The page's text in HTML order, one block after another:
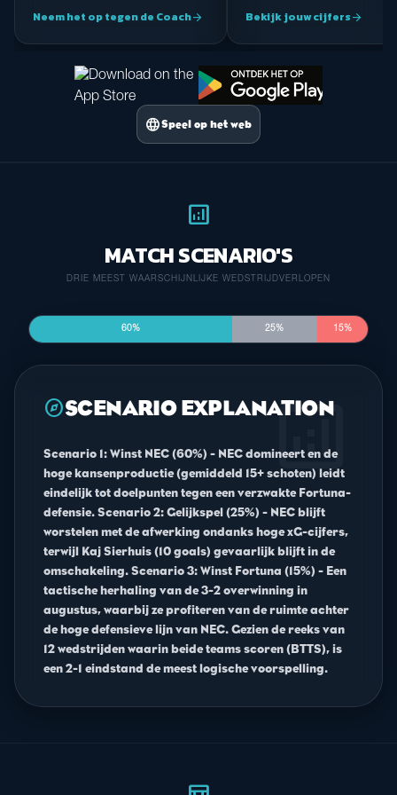
Neem het op tegen de Coacharrow_forward Bekijk jouw cijfersarrow_forward
languageSpeel op het web
analytics
MATCH SCENARIO'S
DRIE MEEST WAARSCHIJNLIJKE WEDSTRIJDVERLOPEN
60% 25% 15%
analytics
exploreSCENARIO EXPLANATION
Scenario 1: Winst NEC (60%) - NEC domineert en de
hoge kansenproductie (gemiddeld 15+ schoten) leidt
eindelijk tot doelpunten tegen een verzwakte Fortuna-
defensie. Scenario 2: Gelijkspel (25%) - NEC blijft
worstelen met de afwerking ondanks hoge xG-cijfers,
terwijl Kaj Sierhuis (10 goals) gevaarlijk blijft in de
omschakeling. Scenario 3: Winst Fortuna (15%) - Een
tactische herhaling van de 3-2 overwinning in
augustus, waarbij ze profiteren van de ruimte achter
de hoge defensieve lijn van NEC. Gezien de reeks van
12 wedstrijden waarin beide teams scoren (BTTS), is
een 2-1 eindstand de meest logische voorspelling.